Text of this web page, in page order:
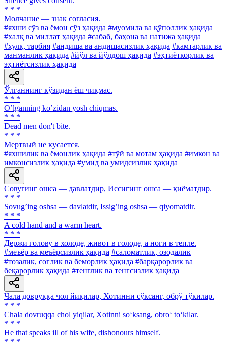
* * *
Молчание — знак согласия.
#яхши сўз ва ёмон сўз ҳақида #муомила ва қўполлик ҳақида
#халқ ва миллат ҳақида #сабаб, баҳона ва натижа ҳақида
#хулқ, тарбия #андиша ва андишасизлик ҳақида #камтарлик ва
манманлик ҳақида #йўл ва йўлдош ҳақида #эҳтиёткорлик ва
эҳтиётсизлик ҳақида
Ўлганнинг кўзидан ёш чиқмас.
* * *
Oʼlganning koʼzidan yosh chiqmas.
* * *
Dead men don't bite.
* * *
Мертвый не кусается.
#яхшилик ва ёмонлик ҳақида #тўй ва мотам ҳақида #имкон ва
имконсизлик ҳақида #умид ва умидсизлик ҳақида
Совуғинг ошса — давлатдир, Иссиғинг ошса — қиёматдир.
* * *
Sovugʼing oshsa — davlatdir, Issigʼing oshsa — qiyomatdir.
* * *
A cold hand and a warm heart.
* * *
Держи голову в холоде, живот в голоде, а ноги в тепле.
#меъёр ва меъёрсизлик ҳақида #саломатлик, озодалик
#тозалик, соғлик ва беморлик ҳақида #барқарорлик ва
беқарорлик ҳақида #тенглик ва тенгсизлик ҳақида
Чала довруққа чол йиқилар, Хотинни сўксанг, обрў тўкилар.
* * *
Chala dovruqqa chol yiqilar, Xotinni so‘ksang, obro‘ to‘kilar.
* * *
He that speaks ill of his wife, dishonours himself.
* * *